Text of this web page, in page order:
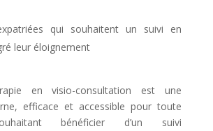
qui souhaitent un suivi en
leur éloignement
en visio-consultation est une
efficace et accessible pour toute
bénéficier d’un suivi